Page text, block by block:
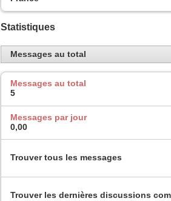
Statistiques
Messages au total
Messages au total
5
Messages par jour
0,00
Trouver tous les messages
Trouver les dernières discussions